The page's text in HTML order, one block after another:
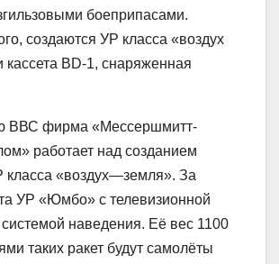
боеприпасами.
создаются УР класса «воздух
BD-1, снаряженная
ВВС фирма «Мессершмитт-
работает над созданием
класса «воздух—земля». За
УР «Юмбо» с телевизионной
наведения. Её вес 1100
таких ракет будут самолёты